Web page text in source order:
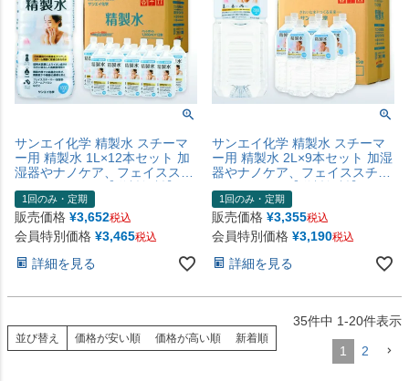
サンエイ化学 精製水 スチーマ
ー用 精製水 1L×12本セット 加
湿器やナノケア、フェイススチ
ートクレーブ スチーム 吸引 吸
入器 鼻うがい エステ コットン
ペットボトル 高純度精製水 純
水 蒸留水 イオン交換水 超純水
せいせいすい 日本製
1回のみ・定期
販売価格 ¥3,652税込
会員特別価格 ¥3,465税込
詳細を見る
サンエイ化学 精製水 スチーマ
ー用 精製水 2L×9本セット 加湿
器やナノケア、フェイススチー
トクレーブ スチーム 吸引 吸入
器 鼻うがい エステ コットン ペ
ットボトル 高純度精製水 純水
蒸留水 イオン交換水 超純水 せ
いせいすい 日本製
1回のみ・定期
販売価格 ¥3,355税込
会員特別価格 ¥3,190税込
詳細を見る
並び替え 価格が安い順 価格が高い順 新着順
35件中 1-20件表示
1 2